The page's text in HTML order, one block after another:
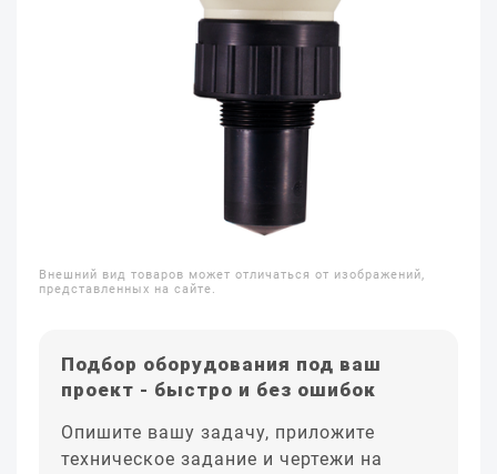
Внешний вид товаров может отличаться от изображений,
представленных на сайте.
Подбор оборудования под ваш
проект - быстро и без ошибок
Опишите вашу задачу, приложите
техническое задание и чертежи на